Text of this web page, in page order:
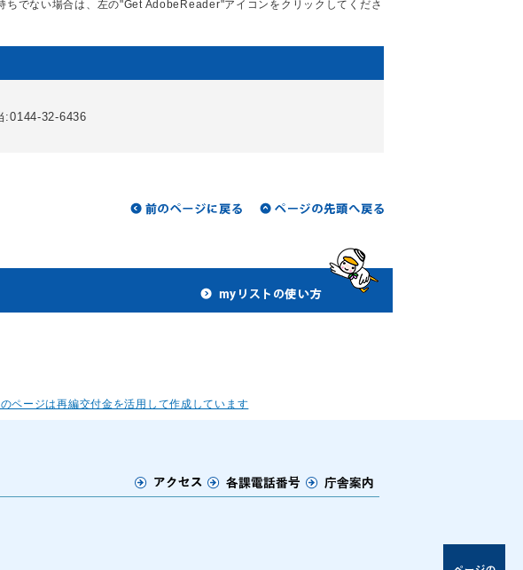
でない場合は、左の"Get AdobeReader"アイコンをクリックしてくださ
:0144-32-6436
のページは再編交付金を活用して作成しています